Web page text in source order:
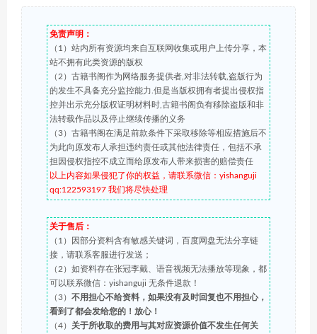
免责声明：
（1）站内所有资源均来自互联网收集或用户上传分享，本
站不拥有此类资源的版权
（2）古籍书阁作为网络服务提供者,对非法转载,盗版行为
的发生不具备充分监控能力.但是当版权拥有者提出侵权指
控并出示充分版权证明材料时,古籍书阁负有移除盗版和非
法转载作品以及停止继续传播的义务
（3）古籍书阁在满足前款条件下采取移除等相应措施后不
为此向原发布人承担违约责任或其他法律责任，包括不承
担因侵权指控不成立而给原发布人带来损害的赔偿责任
以上内容如果侵犯了你的权益，请联系微信：yishanguji
qq:122593197 我们将尽快处理
关于售后：
（1）因部分资料含有敏感关键词，百度网盘无法分享链
接，请联系客服进行发送；
（2）如资料存在张冠李戴、语音视频无法播放等现象，都
可以联系微信：yishanguji 无条件退款！
（3） 不用担心不给资料，如果没有及时回复也不用担心，
看到了都会发给您的！放心！
（4） 关于所收取的费用与其对应资源价值不发生任何关